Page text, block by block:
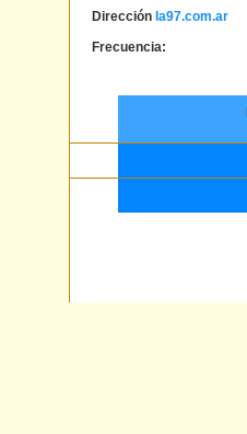
Dirección la97.com.ar
Frecuencia: